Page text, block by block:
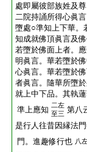
處即屬彼部族姓及
二院持誦所得心眞
墮處○準知上下華。
知成就佛頂眞言及
若墮於佛面上者。
明眞言。華若墮於
心眞言。華若墮於
者眞言。隨華所墮
就上中下品。其執
準上應知 二左
至三 第八
是行人往昔因縁法
門。進趣修行也 八